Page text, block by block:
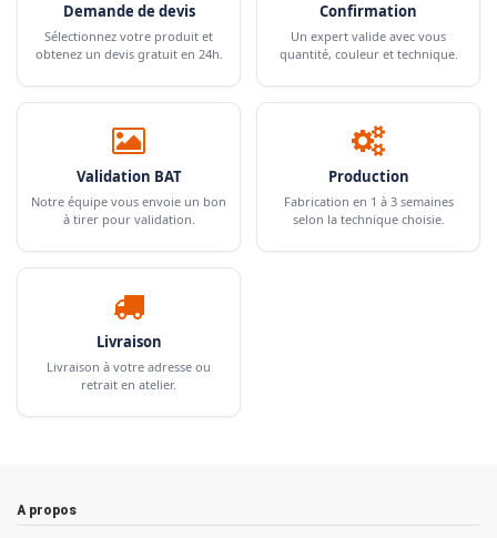
Demande de devis
Sélectionnez votre produit et
obtenez un devis gratuit en 24h.
Confirmation
Un expert valide avec vous
quantité, couleur et technique.
Validation BAT
Notre équipe vous envoie un bon
à tirer pour validation.
Production
Fabrication en 1 à 3 semaines
selon la technique choisie.
Livraison
Livraison à votre adresse ou
retrait en atelier.
A propos